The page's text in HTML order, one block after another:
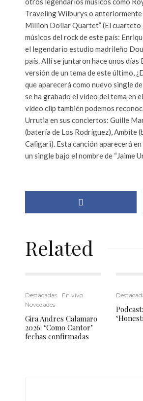
Traveling Wilburys o anteriormente
Million Dollar Quartet” (El cuarteto
músicos del rock de este país:
el legendario estudio madrileño
país. Allí se juntaron hace unos días
versión de un tema de este último,
que aparecerá como nuevo single
se ha grabado el vídeo del tema en
vídeo clip también podemos
Urrutia en sus conciertos: Guille
(batería de Los Rodríguez), Ambite
Caligari). Esta canción aparecerá
un single bajo el nombre de “Jaime
Related
Destacadas
En vivo
Novedades
Gira Andres Calamaro
2026: ‘Como Cantor’
fechas confirmadas